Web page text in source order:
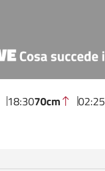
18:3070cm 02:25